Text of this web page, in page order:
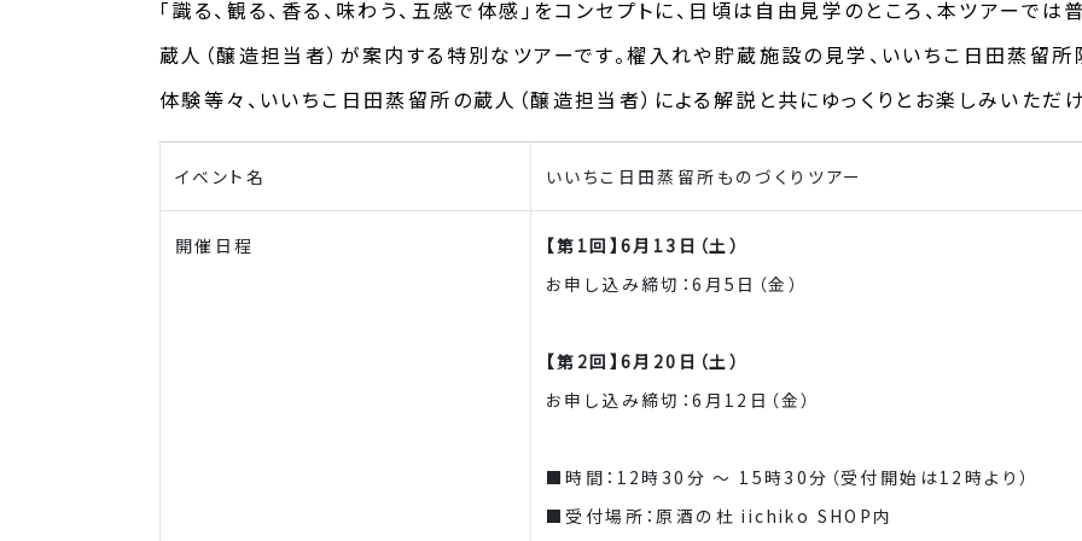
「識る、観る、香る、味わう、五感で体感」をコンセプトに、日頃は自由見学のところ、本ツアーで
蔵人（醸造担当者）が案内する特別なツアーです。櫂入れや貯蔵施設の見学、いいちこ日田蒸留
体験等々、いいちこ日田蒸留所の蔵人（醸造担当者）による解説と共にゆっくりとお楽しみいただ
イベント名 いいちこ日田蒸留所ものづくりツアー
開催日程
【第1回】6月13日（土）
お申し込み締切：6月5日（金）
【第2回】6月20日（土）
お申し込み締切：6月12日（金）
■時間：12時30分 ～ 15時30分 （受付開始は12時より）
■受付場所：原酒の杜 iichiko SHOP内